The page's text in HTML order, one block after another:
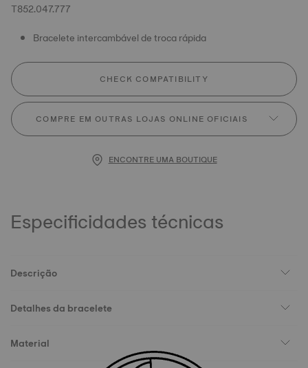
T852.047.777
Bracelete intercambável de troca rápida
CHECK COMPATIBILITY
COMPRE EM OUTRAS LOJAS ONLINE OFICIAIS
ENCONTRE UMA BOUTIQUE
Especificidades técnicas
Descrição
Detalhes da bracelete
Material